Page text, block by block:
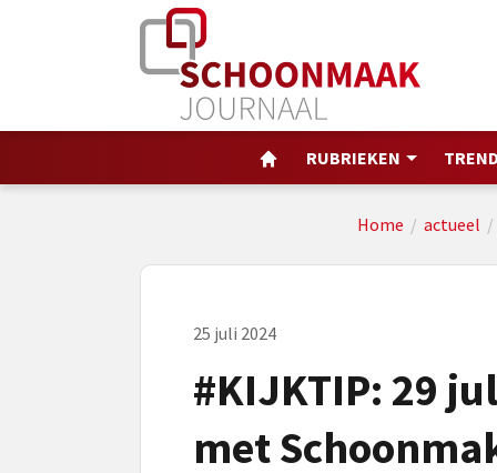
RUBRIEKEN
Home / actueel /
25 juli 2024
#KIJKTIP: 29
met